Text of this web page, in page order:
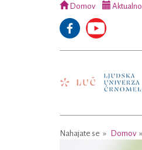
Domov Aktualno
Nahajate se Domov